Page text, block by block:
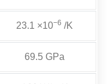
23.1 ×10−6 /K
69.5 GPa